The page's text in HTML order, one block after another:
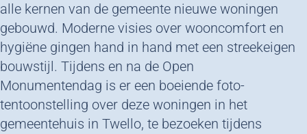
alle kernen van de gemeente nieuwe woningen
gebouwd. Moderne visies over wooncomfort en
hygiëne gingen hand in hand met een streekeigen
bouwstijl. Tijdens en na de Open
Monumentendag is er een boeiende foto-
tentoonstelling over deze woningen in het
gemeentehuis in Twello, te bezoeken tijdens